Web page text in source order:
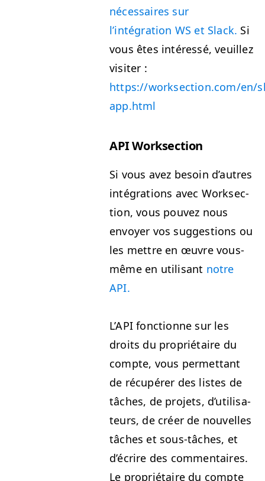
néces­saires sur
l’intégration WS et Slack. Si
vous êtes intéressé, veuillez
vis­iter :
https://worksection.com/en/
app.html
APIWork­sec­tion
Si vous avez besoin d’autres
inté­gra­tions avec Work­sec­
tion, vous pou­vez nous
envoy­er vos sug­ges­tions ou
les met­tre en œuvre vous-
même en util­isant notre
API.
L’API fonc­tionne sur les
droits du pro­prié­taire du
compte, vous per­me­t­tant
de récupér­er des listes de
tâch­es, de pro­jets, d’u­til­isa­
teurs, de créer de nou­velles
tâch­es et sous-tâch­es, et
d’écrire des com­men­taires.
Le pro­prié­taire du compte